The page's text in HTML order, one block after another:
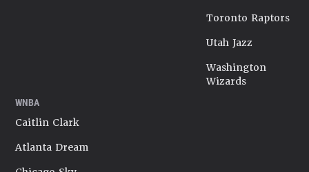
Toronto Raptors
Utah Jazz
Washington
Wizards
WNBA
Caitlin Clark
Atlanta Dream